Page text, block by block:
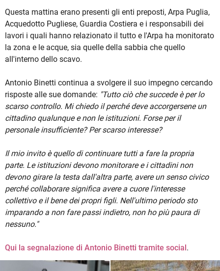
Questa mattina erano presenti gli enti preposti, Arpa Puglia,
Acquedotto Pugliese, Guardia Costiera e i responsabili dei
lavori i quali hanno relazionato il tutto e l'Arpa ha monitorato
la zona e le acque, sia quelle della sabbia che quello
all'interno dello scavo.
Antonio Binetti continua a svolgere il suo impegno cercando
risposte alle sue domande: "Tutto ciò che succede è per lo
scarso controllo. Mi chiedo il perché deve accorgersene un
cittadino qualunque e non le istituzioni. Forse per il
personale insufficiente? Per scarso interesse?
Il mio invito è quello di continuare tutti a fare la propria
parte. Le istituzioni devono monitorare e i cittadini non
devono girare la testa dall'altra parte, avere un senso civico
perché collaborare significa avere a cuore l'interesse
collettivo e il bene dei propri figli. Nell'ultimo periodo sto
imparando a non fare passi indietro, non ho più paura di
nessuno."
Qui la segnalazione di Antonio Binetti tramite social.